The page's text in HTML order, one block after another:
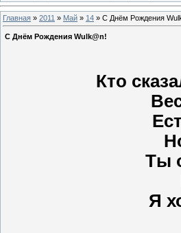
Главная » 2011 » Май » 14 » С Днём Рождения
С Днём Рождения Wulk@n!
Кто
Ты
Я